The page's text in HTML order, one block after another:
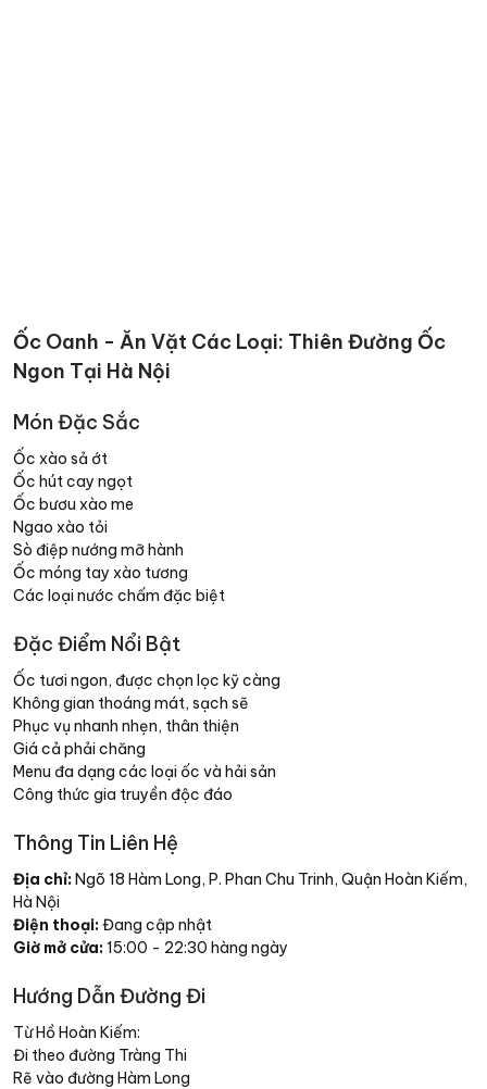
Ốc Oanh - Ăn Vặt Các Loại: Thiên Đường Ốc
Ngon Tại Hà Nội
Món Đặc Sắc
Ốc xào sả ớt
Ốc hút cay ngọt
Ốc bươu xào me
Ngao xào tỏi
Sò điệp nướng mỡ hành
Ốc móng tay xào tương
Các loại nước chấm đặc biệt
Đặc Điểm Nổi Bật
Ốc tươi ngon, được chọn lọc kỹ càng
Không gian thoáng mát, sạch sẽ
Phục vụ nhanh nhẹn, thân thiện
Giá cả phải chăng
Menu đa dạng các loại ốc và hải sản
Công thức gia truyền độc đáo
Thông Tin Liên Hệ
Địa chỉ:Ngõ 18 Hàm Long, P. Phan Chu Trinh, Quận Hoàn Kiếm,
Hà Nội
Điện thoại:Đang cập nhật
Giờ mở cửa: 15:00 - 22:30 hàng ngày
Hướng Dẫn Đường Đi
Từ Hồ Hoàn Kiếm:
Đi theo đường Tràng Thi
Rẽ vào đường Hàm Long